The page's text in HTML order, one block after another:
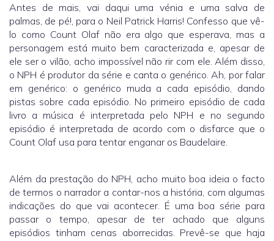
Antes de mais, vai daqui uma vénia e uma salva de
palmas, de pé!, para o Neil Patrick Harris! Confesso que vê-
lo como Count Olaf não era algo que esperava, mas a
personagem está muito bem caracterizada e, apesar de
ele ser o vilão, acho impossível não rir com ele. Além disso,
o NPH é produtor da série e canta o genérico. Ah, por falar
em genérico: o genérico muda a cada episódio, dando
pistas sobre cada episódio. No primeiro episódio de cada
livro a música é interpretada pelo NPH e no segundo
episódio é interpretada de acordo com o disfarce que o
Count Olaf usa para tentar enganar os Baudelaire.
Além da prestação do NPH, acho muito boa ideia o facto
de termos o narrador a contar-nos a história, com algumas
indicações do que vai acontecer. É uma boa série para
passar o tempo, apesar de ter achado que alguns
episódios tinham cenas aborrecidas. Prevê-se que haja